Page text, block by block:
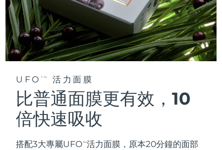
UFO TM 活力面膜
比普通面膜更有效，10
倍快速吸收
搭配3大專屬UFOTM活力面膜，原本20分鐘的面部